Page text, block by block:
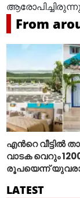
From
എന്‍റെ വീട്ടില്‍
വാടക വെറും
രൂപയെന്ന്
LATEST